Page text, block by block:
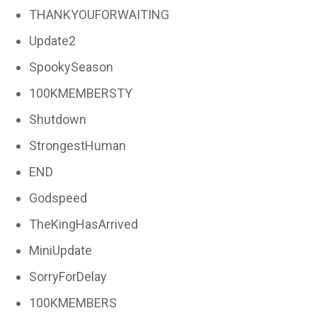
THANKYOUFORWAITING
Update2
SpookySeason
100KMEMBERSTY
Shutdown
StrongestHuman
END
Godspeed
TheKingHasArrived
MiniUpdate
SorryForDelay
100KMEMBERS